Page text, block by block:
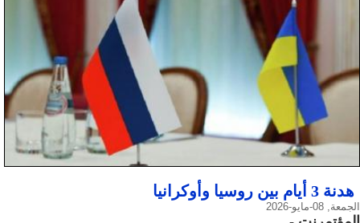
هدنة 3 أيام بين روسيا وأوكرانيا
الجمعة, 08-مايو-2026